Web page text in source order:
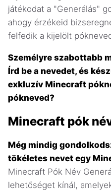
játékodat a "Generálás"
ahogy érzékeid
felfedik a kijelölt
Személyre szabottabb
Írd be a nevedet, és
exkluzív Minecraft
pókneved?
Minecraft pók
Még mindig
tökéletes nevet egy
Minecraft Pók Név
lehetőséget kínál,